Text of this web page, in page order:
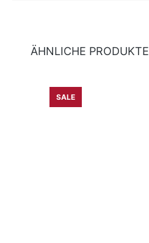
ÄHNLICHE PRODUKTE
SALE